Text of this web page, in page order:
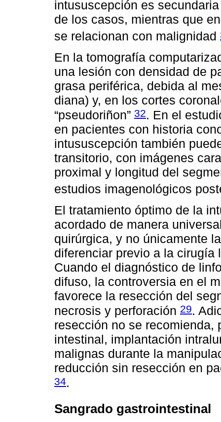
intususcepción es
de los casos, mientras que
se relacionan con malignidad
En la tomografía
una lesión con densidad de
grasa periférica, debida al
diana) y, en los cortes
“pseudoriñon” 32. En el
en pacientes con historia
intususcepción también
transitorio, con imágenes
proximal y longitud del
estudios imagenológicos
El tratamiento óptimo de la
acordado de manera
quirúrgica, y no únicamente
diferenciar previo a la
Cuando el diagnóstico de
difuso, la controversia en el
favorece la resección del
necrosis y perforación 29.
resección no se recomienda,
intestinal, implantación
malignas durante la
reducción sin resección en
34.
Sangrado gastrointestinal